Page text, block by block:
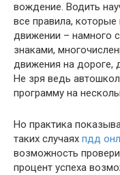
вождение. Водить
все правила,
движении – намного
знаками,
движения на дороге,
Не зря ведь
программу на
Но практика
таких случаях пдд
возможность
процент успеха